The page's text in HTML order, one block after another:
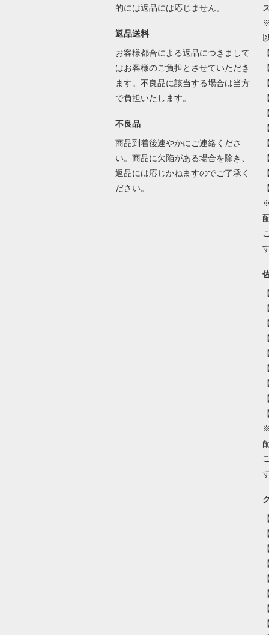
的には返品には応じません。
返品送料
お客様都合による返品につきまして
はお客様のご負担とさせていただき
ます。不良品に該当する場合は当方
で負担いたします。
不良品
商品到着後速やかにご連絡くださ
い。商品に欠陥がある場合を除き、
返品には応じかねますのでご了承く
ださい。